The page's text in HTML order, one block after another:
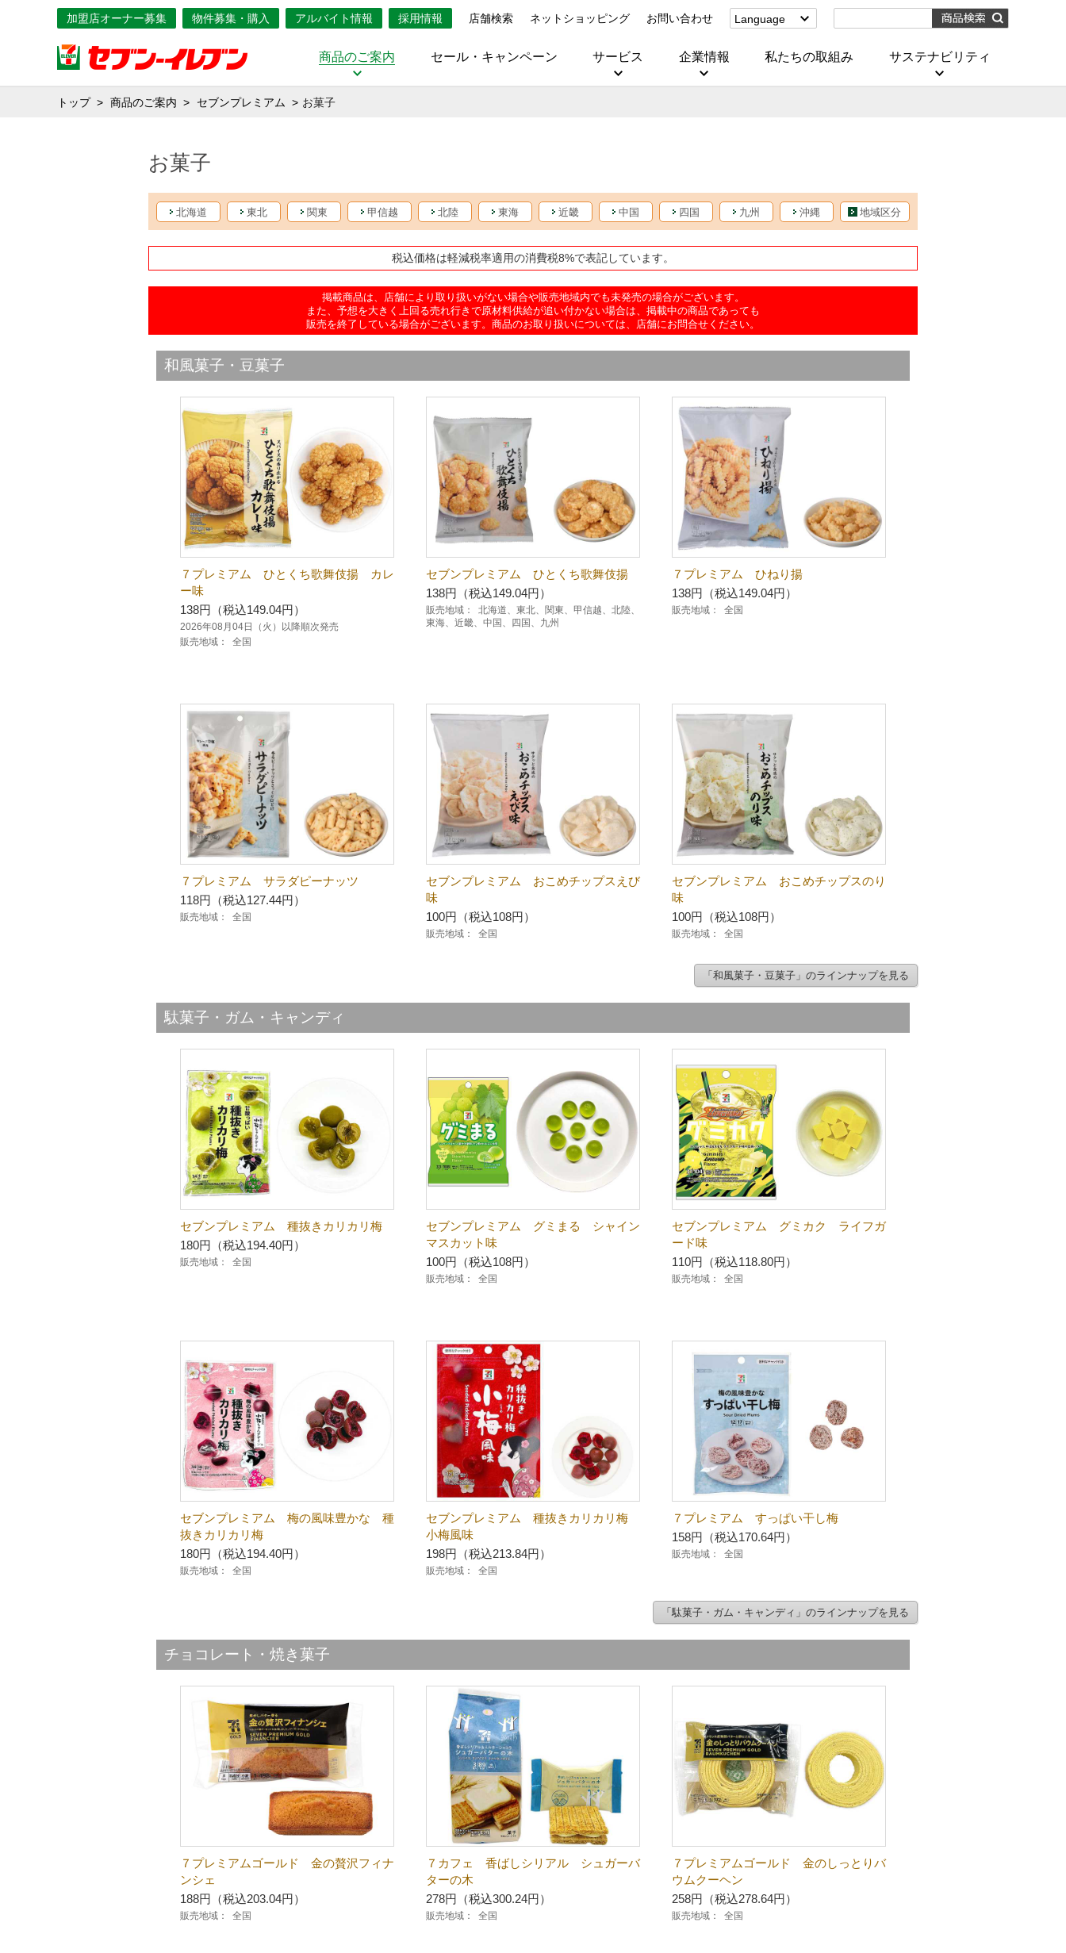
加盟店オーナー募集 物件募集・購入 アルバイト情報 採用情報 店舗検索 ネットショッピング お問い合わせ
Language
(Corporate)
(บริการ)
商品のご案内 セール・キャンペーン サービス 企業情報 私たちの取組み サステナビリティ
トップ 商品のご案内 セブンプレミアム お菓子
お菓子
北海道 東北 関東 甲信越 北陸 東海 近畿 中国 四国 九州 沖縄 地域区分
税込価格は軽減税率適用の消費税8%で表記しています。
掲載商品は、店舗により取り扱いがない場合や販売地域内でも未発売の場合がございます。
また、予想を大きく上回る売れ行きで原材料供給が追い付かない場合は、掲載中の商品であっても
販売を終了している場合がございます。商品のお取り扱いについては、店舗にお問合せください。
和風菓子・豆菓子
７プレミアム ひとくち歌舞伎揚 カレ
ー味
138円（税込149.04円）
2026年08月04日（火）以降順次発売
販売地域：
全国
セブンプレミアム ひとくち歌舞伎揚
138円（税込149.04円）
販売地域：
北海道、東北、関東、甲信越、北陸、
東海、近畿、中国、四国、九州
７プレミアム ひねり揚
138円（税込149.04円）
販売地域： 全国
７プレミアム サラダピーナッツ
118円（税込127.44円）
販売地域： 全国
セブンプレミアム おこめチップスえび
味
100円（税込108円）
販売地域： 全国
セブンプレミアム おこめチップスのり
味
100円（税込108円）
販売地域： 全国
「和風菓子・豆菓子」のラインナップを見る
駄菓子・ガム・キャンディ
セブンプレミアム 種抜きカリカリ梅
180円（税込194.40円）
販売地域： 全国
セブンプレミアム グミまる シャイン
マスカット味
100円（税込108円）
販売地域： 全国
セブンプレミアム グミカク ライフガ
ード味
110円（税込118.80円）
販売地域： 全国
セブンプレミアム 梅の風味豊かな 種
抜きカリカリ梅
180円（税込194.40円）
販売地域： 全国
セブンプレミアム 種抜きカリカリ梅
小梅風味
198円（税込213.84円）
販売地域： 全国
７プレミアム すっぱい干し梅
158円（税込170.64円）
販売地域： 全国
「駄菓子・ガム・キャンディ」のラインナップを見る
チョコレート・焼き菓子
７プレミアムゴールド 金の贅沢フィナ
ンシェ
188円（税込203.04円）
販売地域： 全国
７カフェ 香ばしシリアル シュガーバ
ターの木
278円（税込300.24円）
販売地域： 全国
７プレミアムゴールド 金のしっとりバ
ウムクーヘン
258円（税込278.64円）
販売地域： 全国